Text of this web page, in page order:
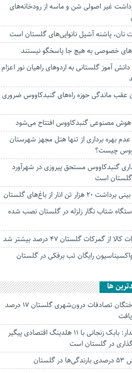
برداشت غیر اصولی شن و ماسه از رودخانه‌های
نان، پاشنه آشیل نانوایی‌های گلستان است
خصوصی به هیچ جا پاسخگو نیستند
۳۰۰۰ دانش آموز گلستانی به اردوهای راهیان نور اعزام
عقب ماندگی حوزه راه‌های گنبدکاووس ضروری
هوش مصنوعی گنبدکاووس افتتاح می‌شود
بهره برداری از تنها هتل مجهز شهرستان
چیست؟
گنبدکاووس مستحق پیروزی در شهرآورد
گلستان است
۲۰ هزار تن انار از باغ‌های گلستان
دستگاه شتاب نگار زلزله در گلستان نصب شده
از گمرکات گلستان ۴۷ درصد بیشتر شد
رایگان تب برفکی در گلستان
ها
جانباختگان تصادفات درون‌شهری گلستان ۱۷ درصد
استاندار: بابک زنجانی با ۱۱ هلدینگ اقتصادی پیگیر
در گلستان است
گلستان